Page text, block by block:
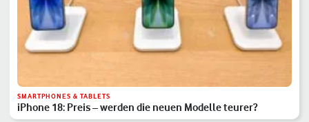
SMARTPHONES & TABLETS
iPhone 18: Preis – werden die neuen Modelle teurer?